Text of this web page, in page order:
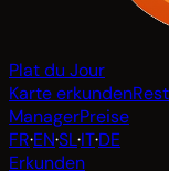
Plat du Jour
Karte erkunden
ManagerPreise
FR·EN·SL·IT·DE
Erkunden